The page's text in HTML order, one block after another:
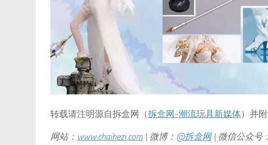
转载请注明源自拆盒网（拆盒网-潮流玩具新媒体）并
网站： www.chaihezi.com| 微博： @拆盒网| 微信公众号